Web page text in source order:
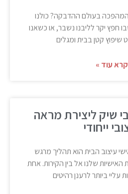
בעולם ההדבקה? כולנו
חפץ יקר לליבנו נשבר, או כשאנו
שיפוץ קטן בבית ומגלים
קרא עוד »
שיק ליצירת מראה
ייחודי
עיצוב הבית הוא תהליך מרגש
שלנו אל בין הקירות. אחת
עליי ביותר לרענן רהיטים